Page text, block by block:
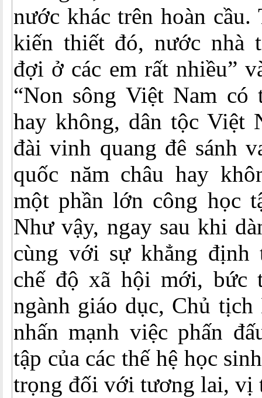
nước khác trên hoàn cầu.
kiến thiết đó, nước nhà
đợi ở các em rất nhiều”
“Non sông Việt Nam có
hay không, dân tộc Việt
đài vinh quang đê sánh
quốc năm châu hay
một phần lớn công học
Như vậy, ngay sau khi
cùng với sự khẳng định
chế độ xã hội mới, bức
ngành giáo dục, Chủ
nhấn mạnh việc phấn
tập của các thế hệ học
trọng đối với tương lai, vị